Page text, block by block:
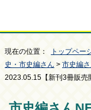
現在の位置： トップペー
史・市史編さん > 市史編
2023.05.15【新刊3冊販売